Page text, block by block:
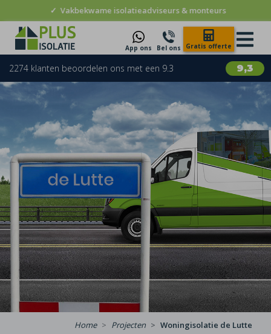
✓ Vakbekwame isolatieadviseurs & monteurs
App ons Bel ons Gratis offerte
9,3
2274 klanten beoordelen ons met een 9.3
Home Projecten Woningisolatie de Lutte